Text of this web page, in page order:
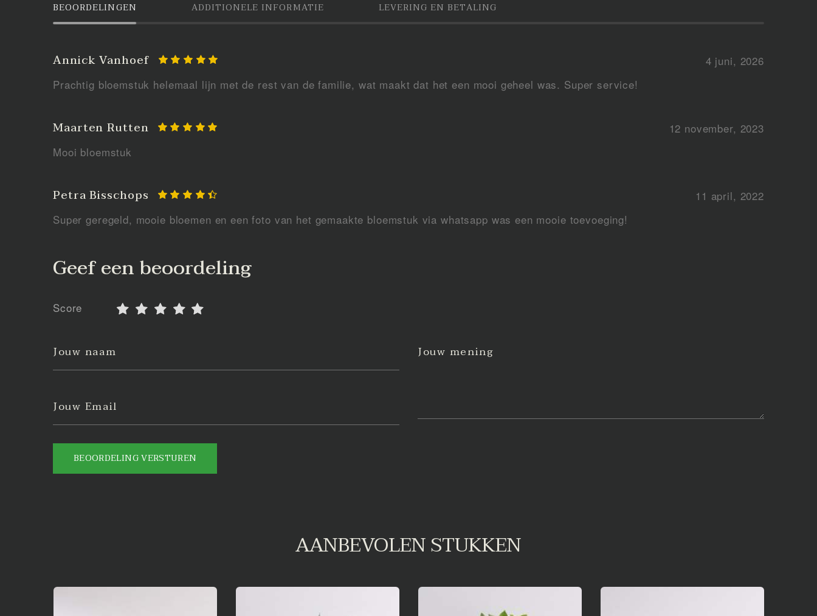
BEOORDELINGEN ADDITIONELE INFORMATIE LEVERING EN BETALING
Annick Vanhoef
4 juni, 2026
Prachtig bloemstuk helemaal lijn met de rest van de familie, wat maakt dat het een mooi geheel was. Super service!
Maarten Rutten
12 november, 2023
Mooi bloemstuk
Petra Bisschops
11 april, 2022
Super geregeld, mooie bloemen en een foto van het gemaakte bloemstuk via whatsapp was een mooie toevoeging!
Geef een beoordeling
Score
Jouw naam
Jouw Email
Jouw mening
BEOORDELING VERSTUREN
AANBEVOLEN STUKKEN